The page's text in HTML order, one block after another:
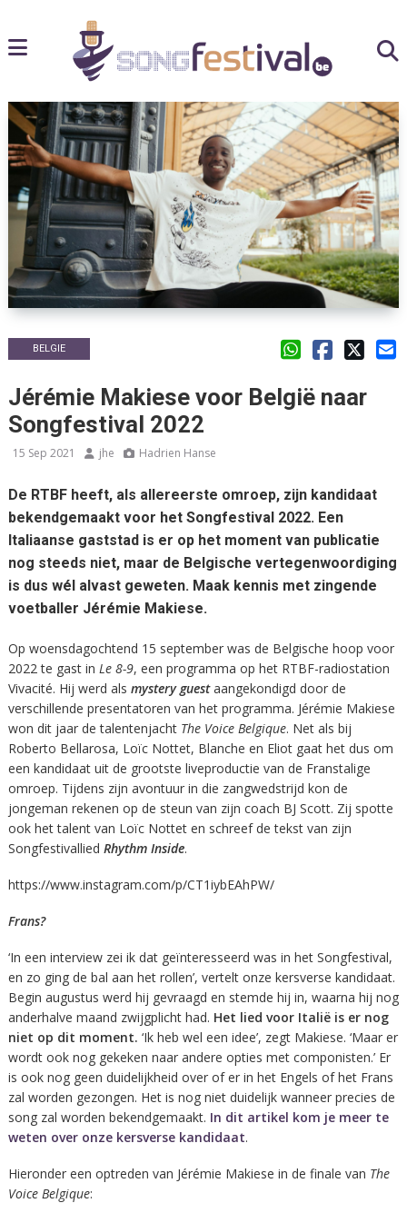
BELGIE
Jérémie Makiese voor België naar
Songfestival 2022
15 Sep 2021 jhe Hadrien Hanse
De RTBF heeft, als allereerste omroep, zijn kandidaat
bekendgemaakt voor het Songfestival 2022. Een
Italiaanse gaststad is er op het moment van publicatie
nog steeds niet, maar de Belgische vertegenwoordiging
is dus wél alvast geweten. Maak kennis met zingende
voetballer Jérémie Makiese.
Op woensdagochtend 15 september was de Belgische hoop voor
2022 te gast in Le 8-9, een programma op het RTBF-radiostation
Vivacité. Hij werd als mystery guest aangekondigd door de
verschillende presentatoren van het programma. Jérémie Makiese
won dit jaar de talentenjacht The Voice Belgique. Net als bij
Roberto Bellarosa, Loïc Nottet, Blanche en Eliot gaat het dus om
een kandidaat uit de grootste liveproductie van de Franstalige
omroep. Tijdens zijn avontuur in die zangwedstrijd kon de
jongeman rekenen op de steun van zijn coach BJ Scott. Zij spotte
ook het talent van Loïc Nottet en schreef de tekst van zijn
Songfestivallied Rhythm Inside.
https://www.instagram.com/p/CT1iybEAhPW/
Frans?
‘In een interview zei ik dat geïnteresseerd was in het Songfestival,
en zo ging de bal aan het rollen’, vertelt onze kersverse kandidaat.
Begin augustus werd hij gevraagd en stemde hij in, waarna hij nog
anderhalve maand zwijgplicht had. Het lied voor Italië is er nog
niet op dit moment. ‘Ik heb wel een idee’, zegt Makiese. ‘Maar er
wordt ook nog gekeken naar andere opties met componisten.’ Er
is ook nog geen duidelijkheid over of er in het Engels of het Frans
zal worden gezongen. Het is nog niet duidelijk wanneer precies de
song zal worden bekendgemaakt. In dit artikel kom je meer te
weten over onze kersverse kandidaat.
Hieronder een optreden van Jérémie Makiese in de finale van The
Voice Belgique: